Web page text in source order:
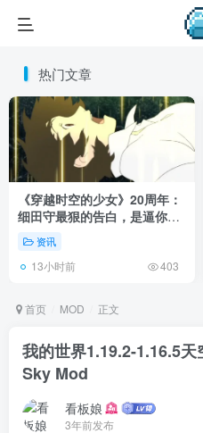
热门文章
《穿越时空的少女》20周年：
细田守最狠的告白，是逼你承
认有些夏天回不去了！
资讯
13小时前 403
首页 MOD 正文
我的世界1.19.2-1.16.5
Sky Mod
看板娘
3年前发布